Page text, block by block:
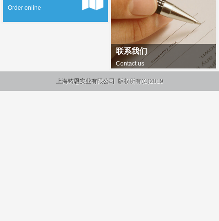
联系我们
Contact us
Order online
上海铸恩实业有限公司 版权所有(C)2019